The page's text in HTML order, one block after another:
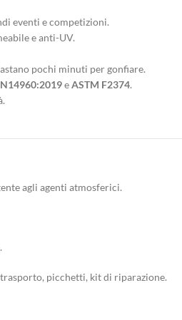
eventi e competizioni.
e anti-UV.
pochi minuti per gonfiare.
eASTM F2374.
agli agenti atmosferici.
picchetti, kit di riparazione.